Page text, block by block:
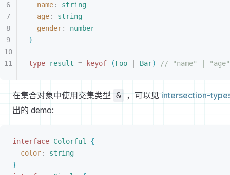
name: string
age: string
gender: number
}
type result = keyof (Foo Bar) // "name" | "age"
在集合对象中使用交集类型 & ，可以见 intersection-
出的 demo:
interface Colorful
{
color: string
}